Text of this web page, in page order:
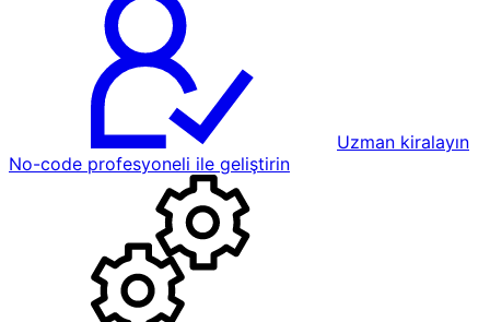
Uzman kiralayın
No-code profesyoneli ile geliştirin